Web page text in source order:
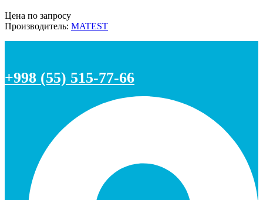
Цена по запросу
Производитель: MATEST
+998 (55) 515-77-66